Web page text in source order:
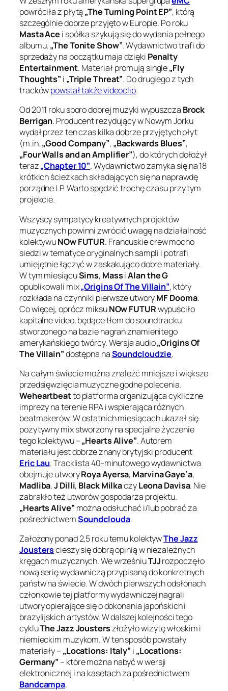
powróciła z płytą „The Turning Point EP”, którą
szczególnie dobrze przyjęto w Europie. Po roku
Masta Ace i spółka szykują się do wydania pełnego
albumu, „The Tonite Show”. Wydawnictwo trafi do
sprzedaży na początku maja dzięki Penalty
Entertainment. Materiał promują single„Fly
Thoughts” i „Triple Threat”. Do drugiego z tych
trackówpowstał także videoclip.
Od 2011 roku sporo dobrej muzyki wypuszcza Brock
Berrigan. Producent rezydujący w Nowym Jorku
wydał przez ten czas kilka dobrze przyjętych płyt
(m.in.„Good Company”, „Backwards Blues”,
„Four Walls and an Amplifier”), do których dołożył
teraz„Chapter 10”. Wydawnictwo zamyka się na 18
krótkich ścieżkach składających się na naprawdę
porządne LP. Warto spędzić trochę czasu przy tym
projekcie.
Wszyscy sympatycy kreatywnych projektów
muzycznych powinni zwrócić uwagę na działalność
kolektywuNOw FUTUR. Francuskie crew mocno
siedzi w tematyce oryginalnych sampli i potrafi
umiejętnie łączyć w zaskakująco dobre materiały.
W tym miesiącuSims, MassiAlan the G
opublikowali mix„Origins Of The Villain”, który
rozkłada na czynniki pierwsze utworyMF Dooma.
Co więcej, oprócz miksuNOw FUTURwypuściło
kapitalne video, będące tłem do soundtracku
stworzonego na bazie nagrań znamienitego
amerykańskiego twórcy. Wersja audio„Origins Of
The Villain”dostępna naSoundcloudzie.
Na całym świecie można znaleźć mniejsze i większe
przedsięwzięcia muzyczne godne polecenia.
Weheartbeatto platforma organizująca cykliczne
imprezy na terenie RPA i wspierająca różnych
beatmakerów. W ostatnich miesiącach ukazał się
pozytywny mix stworzony na specjalne życzenie
tego kolektywu –„Hearts Alive”. Autorem
materiału jest dobrze znany brytyjski producent
Eric Lau. Tracklista 40-minutowego wydawnictwa
obejmuje utworyRoya Ayersa, Marvina Gaye’a,
Madliba,J Dilli, Black MilkaczyLeona Davisa. Nie
zabrakło też utworów gospodarza projektu.
„Hearts Alive” można odsłuchać i/lub pobrać za
pośrednictwemSoundclouda.
Założony ponad 2,5 roku temu kolektywThe Jazz
Jousterscieszy się dobrą opinią w niezależnych
kręgach muzycznych. We wrześniuTJJrozpoczęło
nową serię wydawniczą przypisaną do konkretnych
państw na świecie. W dwóch pierwszych odsłonach
członkowie tej platformy wydawniczej nagrali
utwory opierające się o dokonania japońskich i
brazylijskich artystów. W dalszej kolejności tego
cykluThe Jazz Jousterszłożyło wizytę włoskim i
niemieckim muzykom. W ten sposób powstały
materiały – „Locations: Italy” i „Locations:
Germany” – które można nabyć w wersji
elektronicznej i na kasetach za pośrednictwem
Bandcampa.